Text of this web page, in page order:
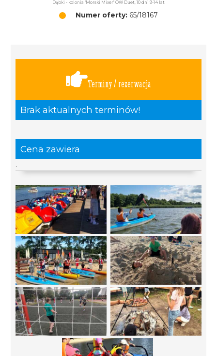
Dąbki - kolonia "Morski Mixer" OW Duet, 10 dni 9-14 lat
Numer oferty: 65/18167
Terminy / rezerwacja
Brak aktualnych terminów!
Cena zawiera
.